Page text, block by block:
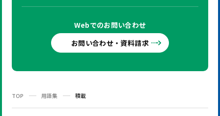
Webでのお問い合わせ
お問い合わせ・資料請求
TOP 用語集 積載